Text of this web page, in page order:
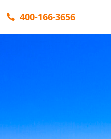
400-166-3656